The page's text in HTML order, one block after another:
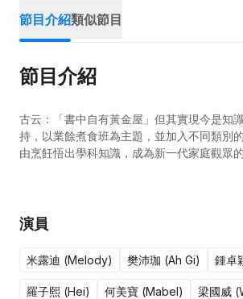
節目介紹類似節目
節目介紹
古云：「書中自有黃金屋」但其實現今是知
持，以業餘煮食班為主題，並加入不同類別
由烹飪悟出學科知識，成為新一代家庭觀眾的
演員
米露迪 (Melody) 樊沛珈 (Ah Gi) 鍾卓
羅子熙 (Hei) 何美寶 (Mabel) 梁國威